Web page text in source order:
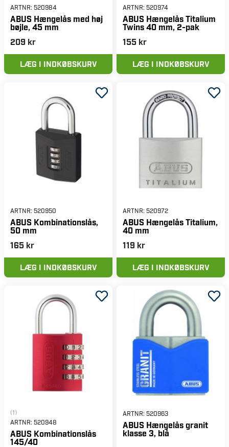
ARTNR: 520984
ABUS Hængelås med høj
bøjle, 45 mm
209 kr
LÆG I INDKØBSKURV
ARTNR: 520974
ABUS Hængelås Titalium
Twins 40 mm, 2-pak
155 kr
LÆG I INDKØBSKURV
ARTNR: 520950
ABUS Kombinationslås,
50 mm
165 kr
LÆG I INDKØBSKURV
ARTNR: 520972
ABUS Hængelås Titalium,
40 mm
119 kr
LÆG I INDKØBSKURV
(1)
ARTNR: 520948
ABUS Kombinationslås
145/40
ARTNR: 520963
ABUS Hængelås granit
klasse 3, blå